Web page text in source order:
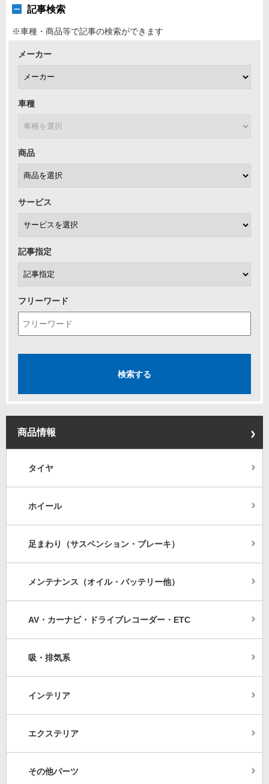
記事検索
※車種・商品等で記事の検索ができます
メーカー
車種
商品
サービス
記事指定
フリーワード
商品情報
タイヤ
ホイール
足まわり（サスペンション・ブレーキ）
メンテナンス（オイル・バッテリー他）
AV・カーナビ・ドライブレコーダー・ETC
吸・排気系
インテリア
エクステリア
その他パーツ